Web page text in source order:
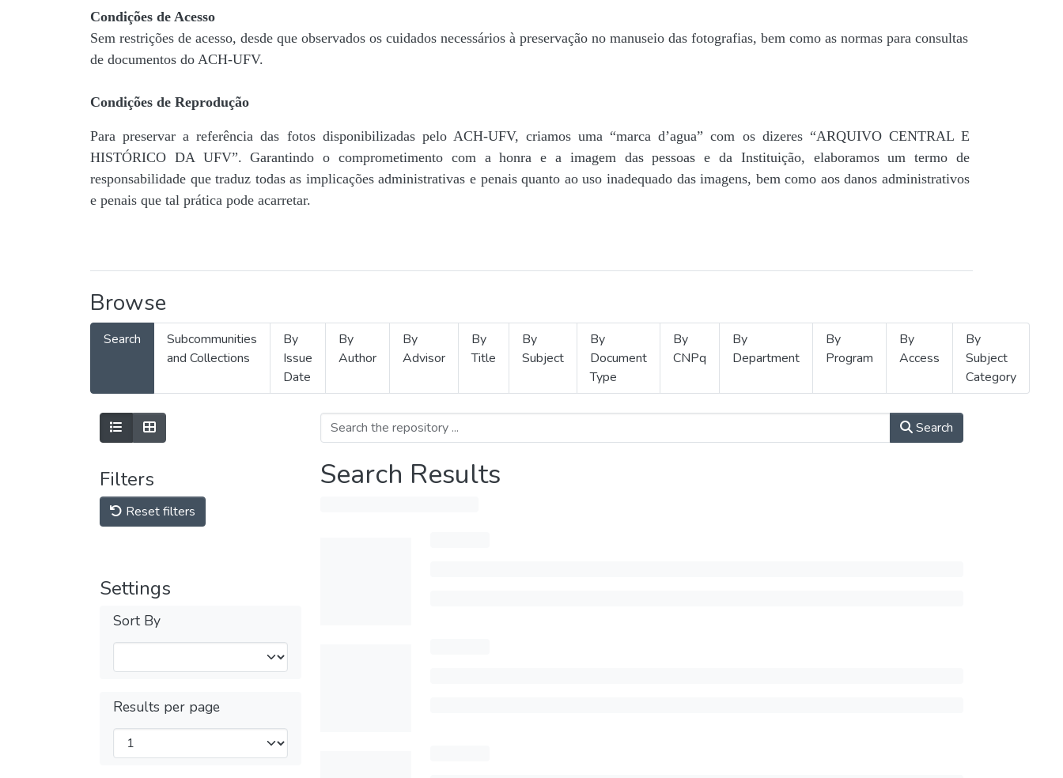
Condições de Acesso
Sem restrições de acesso, desde que observados os cuidados necessários à preservação no manuseio das fotografias, bem como as normas para consultas
de documentos do ACH-UFV.
Condições de Reprodução
Para preservar a referência das fotos disponibilizadas pelo ACH-UFV, criamos uma “marca d’agua” com os dizeres “ARQUIVO CENTRAL E
HISTÓRICO DA UFV”. Garantindo o comprometimento com a honra e a imagem das pessoas e da Instituição, elaboramos um termo de
responsabilidade que traduz todas as implicações administrativas e penais quanto ao uso inadequado das imagens, bem como aos danos administrativos
e penais que tal prática pode acarretar.
Browse
Search
Subcommunities
and Collections
By
Issue
Date
By
Author
By
Advisor
By
Title
By
Subject
By
Document
Type
By
CNPq
By
Department
By
Program
By
Access
By
Subject
Category
Filters
Reset filters
Settings
Sort By
Results per page
Search
Search Results